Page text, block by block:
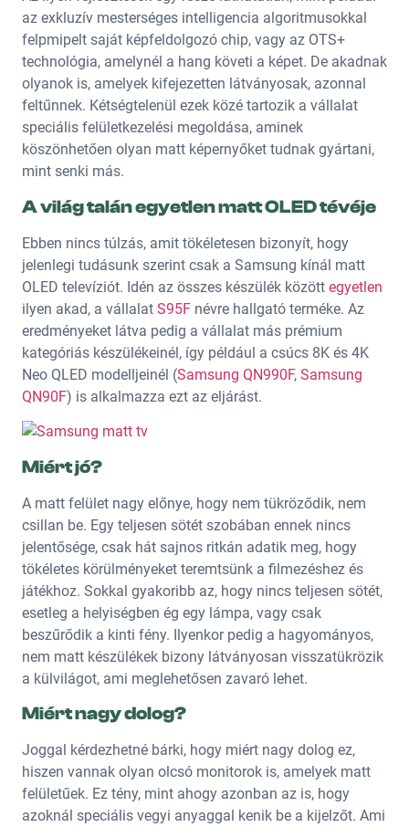
az exkluzív mesterséges intelligencia algoritmusokkal
felpmipelt saját képfeldolgozó chip, vagy az OTS+
technológia, amelynél a hang követi a képet. De akadnak
olyanok is, amelyek kifejezetten látványosak, azonnal
feltűnnek. Kétségtelenül ezek közé tartozik a vállalat
speciális felületkezelési megoldása, aminek
köszönhetően olyan matt képernyőket tudnak gyártani,
mint senki más.
A világ talán egyetlen matt OLED tévéje
Ebben nincs túlzás, amit tökéletesen bizonyít, hogy
jelenlegi tudásunk szerint csak a Samsung kínál matt
OLED televíziót. Idén az összes készülék között egyetlen
ilyen akad, a vállalat S95F névre hallgató terméke. Az
eredményeket látva pedig a vállalat más prémium
kategóriás készülékeinél, így például a csúcs 8K és 4K
Neo QLED modelljeinél (Samsung QN990F, Samsung
QN90F) is alkalmazza ezt az eljárást.
Miért jó?
A matt felület nagy előnye, hogy nem tükröződik, nem
csillan be. Egy teljesen sötét szobában ennek nincs
jelentősége, csak hát sajnos ritkán adatik meg, hogy
tökéletes körülményeket teremtsünk a filmezéshez és
játékhoz. Sokkal gyakoribb az, hogy nincs teljesen sötét,
esetleg a helyiségben ég egy lámpa, vagy csak
beszűrődik a kinti fény. Ilyenkor pedig a hagyományos,
nem matt készülékek bizony látványosan visszatükrözik
a külvilágot, ami meglehetősen zavaró lehet.
Miért nagy dolog?
Joggal kérdezhetné bárki, hogy miért nagy dolog ez,
hiszen vannak olyan olcsó monitorok is, amelyek matt
felületűek. Ez tény, mint ahogy azonban az is, hogy
azoknál speciális vegyi anyaggal kenik be a kijelzőt. Ami